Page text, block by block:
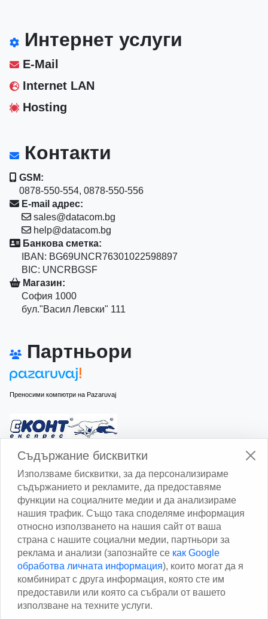
Интернет услуги
E-Mail
Internet LAN
Hosting
Контакти
GSM:
0878-550-554, 0878-550-556
E-mail адрес:
sales@datacom.bg
help@datacom.bg
Банкова сметка:
IBAN: BG69UNCR76301022598897
BIC: UNCRBGSF
Магазин:
София 1000
бул."Васил Левски" 111
Партньори
Преносими компютри на Pazaruvaj
Изчисли доставката с Еконт
Изчисли доставката със Спиди
Facebook
Съдържание бисквитки
Използваме бисквитки, за да персонализираме
съдържанието и рекламите, да предоставяме
функции на социалните медии и да анализираме
нашия трафик. Също така споделяме информация
относно използването на нашия сайт от ваша
страна с нашите социални медии, партньори за
реклама и анализи (запознайте се как Google
обработва личната информация), които могат да я
комбинират с друга информация, която сте им
предоставили или която са събрали от вашето
използване на техните услуги.